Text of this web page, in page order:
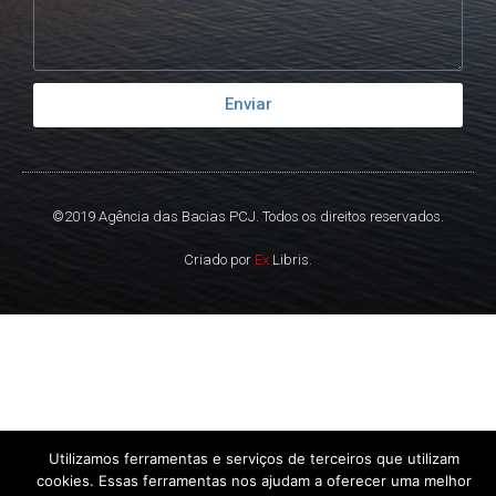
Enviar
©2019 Agência das Bacias PCJ. Todos os direitos reservados.
Criado por Ex Libris.
Utilizamos ferramentas e serviços de terceiros que utilizam
cookies. Essas ferramentas nos ajudam a oferecer uma melhor